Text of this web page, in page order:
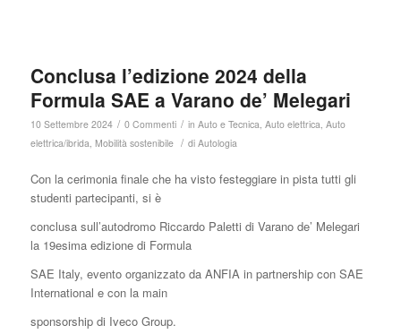
Conclusa l’edizione 2024 della
Formula SAE a Varano de’ Melegari
10 Settembre 2024 / 0 Commenti / in Auto e Tecnica Auto elettrica Auto
elettrica/ibrida Mobilità sostenibile / di Autologia
Con la cerimonia finale che ha visto festeggiare in pista tutti gli
studenti partecipanti, si è
conclusa sull’autodromo Riccardo Paletti di Varano de’ Melegari
la 19esima edizione di Formula
SAE Italy, evento organizzato da ANFIA in partnership con SAE
International e con la main
sponsorship di Iveco Group.